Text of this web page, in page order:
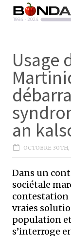
Usage
an
OCTOBRE
Dans un
sociétale
contestation
vraies
population
s’interroge